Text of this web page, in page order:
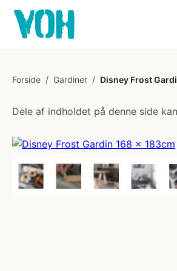
Forside / Gardiner / Disney Frost
Dele af indholdet på denne side